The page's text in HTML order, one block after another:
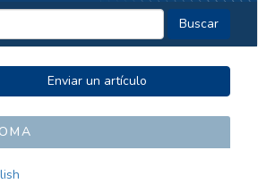
Buscar
Enviar un artículo